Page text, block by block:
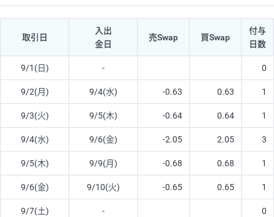
取引日
入出
金日
売Swap 買Swap
付与
日数
9/1(日) - 0
9/2(月) 9/4(水) -0.63 0.63 1
9/3(火) 9/5(木) -0.64 0.64 1
9/4(水) 9/6(金) -2.05 2.05 3
9/5(木) 9/9(月) -0.68 0.68 1
9/6(金) 9/10(火) -0.65 0.65 1
9/7(土) - 0